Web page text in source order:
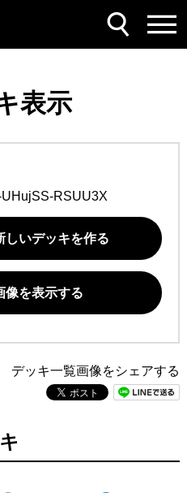
表示
RSUU3X
しいデッキを作る
像を表示する
デッキ一覧画像をシェアする